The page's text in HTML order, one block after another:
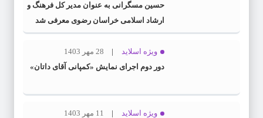
حسین مسگرانی به عنوان مدیر کل فرهنگ و
ارشاد اسلامی خراسان رضوی معرفی شد
ویژه اسلاید
28 مهر 1403
دور دوم اجرای نمایش «کمپانی آقای داتان»
ویژه اسلاید
11 مهر 1403